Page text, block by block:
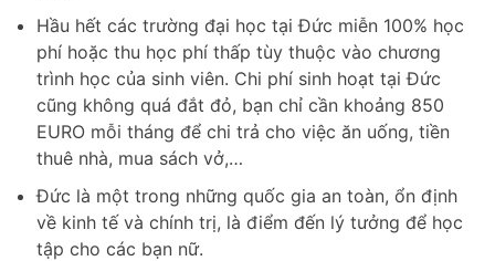
Hầu hết các trường đại học tại Đức miễn 100% học
phí hoặc thu học phí thấp tùy thuộc vào chương
trình học của sinh viên. Chi phí sinh hoạt tại Đức
cũng không quá đắt đỏ, bạn chỉ cần khoảng 850
EURO mỗi tháng để chi trả cho việc ăn uống, tiền
thuê nhà, mua sách vở,…
Đức là một trong những quốc gia an toàn, ổn định
về kinh tế và chính trị, là điểm đến lý tưởng để học
tập cho các bạn nữ.